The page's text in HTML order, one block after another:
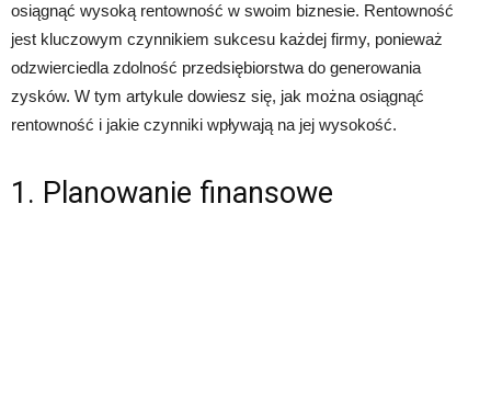
osiągnąć wysoką rentowność w swoim biznesie. Rentowność
jest kluczowym czynnikiem sukcesu każdej firmy, ponieważ
odzwierciedla zdolność przedsiębiorstwa do generowania
zysków. W tym artykule dowiesz się, jak można osiągnąć
rentowność i jakie czynniki wpływają na jej wysokość.
1. Planowanie finansowe